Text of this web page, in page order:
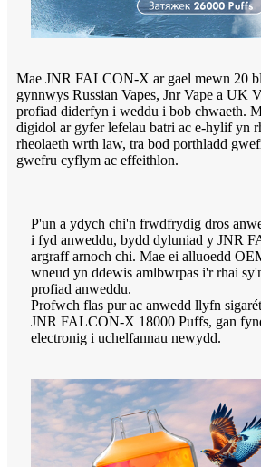
Mae JNR FALCON-X ar gael mewn 20
gynnwys Russian Vapes, Jnr Vape a UK
profiad diderfyn i weddu i bob chwaeth.
digidol ar gyfer lefelau batri ac e-hylif yn
rheolaeth wrth law, tra bod porthladd
gwefru cyflym ac effeithlon.
P'un a ydych chi'n frwdfrydig dros
i fyd anweddu, bydd dyluniad y JNR
argraff arnoch chi. Mae ei alluoedd
wneud yn ddewis amlbwrpas i'r rhai
profiad anweddu.
Profwch flas pur ac anwedd llyfn
JNR FALCON-X 18000 Puffs, gan
electronig i uchelfannau newydd.